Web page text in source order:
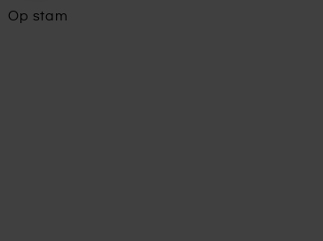
Op stam